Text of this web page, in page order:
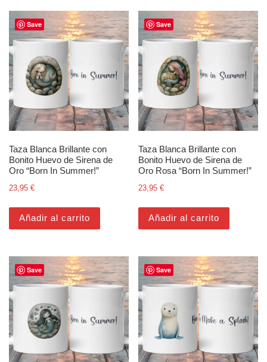
Save
Taza Blanca Brillante con
Bonito Huevo de Sirena de
Oro “Born In Summer!”
23,95 €
Añadir al carrito
Save
Taza Blanca Brillante con
Bonito Huevo de Sirena de
Oro Rosa “Born In Summer!”
23,95€
Añadir al carrito
Save Save